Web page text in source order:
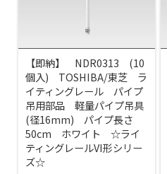
【即納】 NDR0313 (10
個入) TOSHIBA/東芝 ラ
イティングレール パイプ
吊用部品 軽量パイプ吊具
(径16mm) パイプ長さ
50cm ホワイト ☆ライ
ティングレールVI形シリー
ズ☆